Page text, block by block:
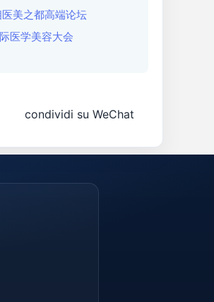
美之都高端论坛
医学美容大会
condividi su WeChat